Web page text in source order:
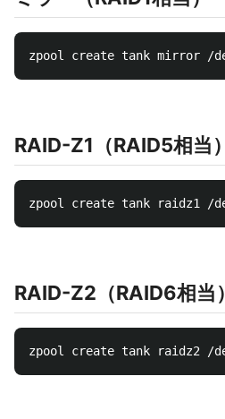
RAID-Z1（RAID5相当）
RAID-Z2（RAID6相当）